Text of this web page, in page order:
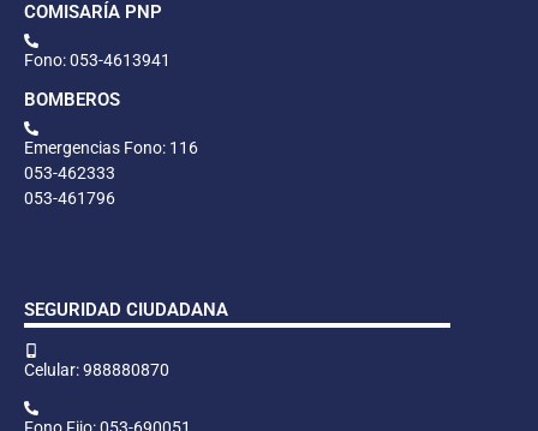
COMISARÍA PNP
Fono: 053-4613941
BOMBEROS
Emergencias Fono: 116
053-462333
053-461796
SEGURIDAD CIUDADANA
Celular: 988880870
Fono Fijo: 053-690051